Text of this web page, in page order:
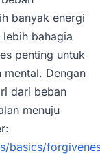
banyak energi
bahagia
penting untuk
mental. Dengan
dari beban
menuju
basics/